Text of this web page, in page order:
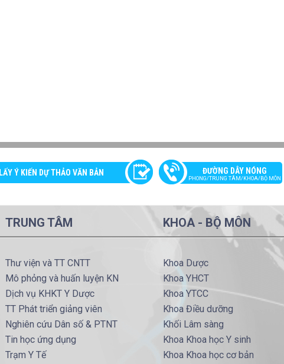
LẤY Ý KIẾN DỰ THẢO VĂN BẢN ĐƯỜNG DÂY NÓNG
PHONG/TRUNG TÂM/KHOA/BỘ MÔN
TRUNG TÂM
Thư viện và TT CNTT
Mô phỏng và huấn luyện KN
Dịch vụ KHKT Y Dược
TT Phát triển giảng viên
Nghiên cứu Dân số & PTNT
Tin học ứng dụng
Trạm Y Tế
KHOA - BỘ MÔN
Khoa Dược
Khoa YHCT
Khoa YTCC
Khoa Điều dưỡng
Khối Lâm sàng
Khoa Khoa học Y sinh
Khoa Khoa học cơ bản